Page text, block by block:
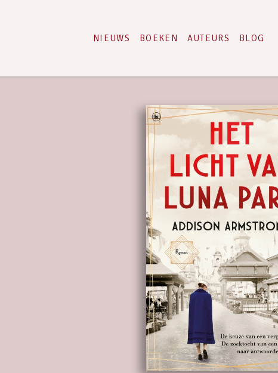
NIEUWS BOEKEN AUTEURS BLOG